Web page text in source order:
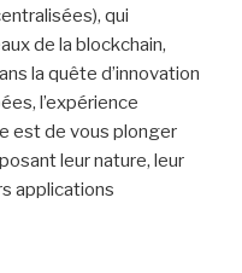
qui
de la blockchain,
la quête d’innovation
l’expérience
est de vous plonger
leur nature, leur
applications